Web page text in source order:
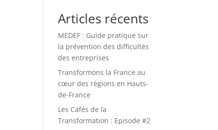
Articles récents
MEDEF : Guide pratique sur
la prévention des difficultés
des entreprises
Transformons la France au
cœur des régions en Hauts-
de-France
Les Cafés de la
Transformation : Episode #2